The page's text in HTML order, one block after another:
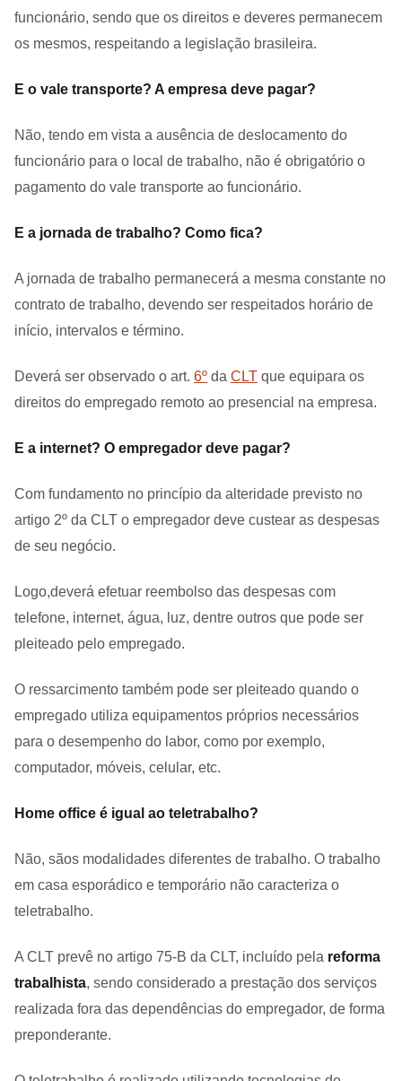
funcionário, sendo que os direitos e deveres permanecem
os mesmos, respeitando a legislação brasileira.
E o vale transporte? A empresa deve pagar?
Não, tendo em vista a ausência de deslocamento do
funcionário para o local de trabalho, não é obrigatório o
pagamento do vale transporte ao funcionário.
E a jornada de trabalho? Como fica?
A jornada de trabalho permanecerá a mesma constante no
contrato de trabalho, devendo ser respeitados horário de
início, intervalos e término.
Deverá ser observado o art. 6º da CLT que equipara os
direitos do empregado remoto ao presencial na empresa.
E a internet? O empregador deve pagar?
Com fundamento no princípio da alteridade previsto no
artigo 2º da CLT o empregador deve custear as despesas
de seu negócio.
Logo,deverá efetuar reembolso das despesas com
telefone, internet, água, luz, dentre outros que pode ser
pleiteado pelo empregado.
O ressarcimento também pode ser pleiteado quando o
empregado utiliza equipamentos próprios necessários
para o desempenho do labor, como por exemplo,
computador, móveis, celular, etc.
Home office é igual ao teletrabalho?
Não, sãos modalidades diferentes de trabalho. O trabalho
em casa esporádico e temporário não caracteriza o
teletrabalho.
A CLT prevê no artigo 75-B da CLT, incluído pela reforma
trabalhista, sendo considerado a prestação dos serviços
realizada fora das dependências do empregador, de forma
preponderante.